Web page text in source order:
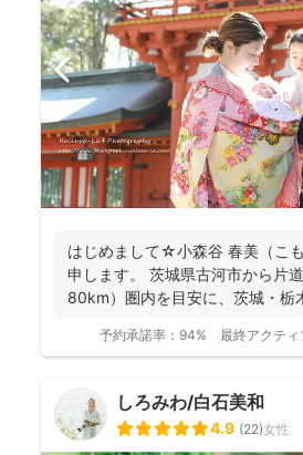
はじめまして☆小森谷 春美（こ
申します。 茨城県古河市から片
80km）圏内を目安に、茨城・栃
予約承諾率： 94% 最終アクティ
しろみわ/白石美和
4.9 (22)女性